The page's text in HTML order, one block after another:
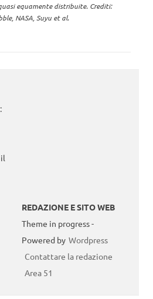
equamente distribuite. Crediti:
NASA, Suyu et al.
REDAZIONE E SITO WEB
Theme in progress -
Powered by Wordpress
Contattare la redazione
Area 51